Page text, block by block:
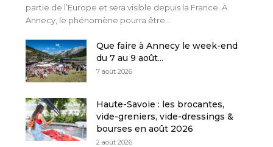
partie de l’Europe et sera visible depuis la France. À
Annecy, le phénomène pourra être...
Que faire à Annecy le week-end
du 7 au 9 août...
7 août 2026
Haute-Savoie : les brocantes,
vide-greniers, vide-dressings &
bourses en août 2026
2 août 2026